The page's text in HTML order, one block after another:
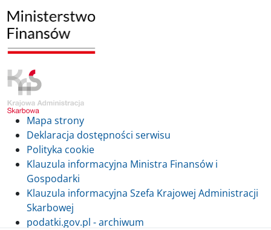
Mapa strony
Deklaracja dostępności serwisu
Polityka cookie
Klauzula informacyjna Ministra Finansów i
Gospodarki
Klauzula informacyjna Szefa Krajowej Administracji
Skarbowej
podatki.gov.pl - archiwum